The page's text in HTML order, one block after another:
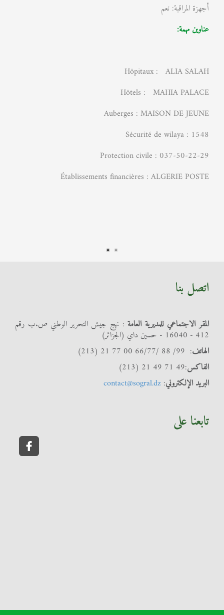
أجهزة المراقبة: نعم
عناوين مهمة:
Hôpitaux : ALIA SALAH
Hôtels : MAHIA PALACE
Auberges : MAISON DE JEUNE
Sécurité de wilaya : 1548
Protection civile : 037-50-22-29
Établissements financières : ALGERIE POSTE
اتصل بنا
المقر الاجتماعي للمديرية العامة : نهج جيش التحرير الوطني ص.ب رقم
412 - 16040 - حسين داي (الجزائر)
الهاتف: 99/ 88 /66/77 00 77 21 (213)
الفاكس:49 71 49 21 (213)
البريد الإلكتروني:
contact@sogral.dz
تابعنا على